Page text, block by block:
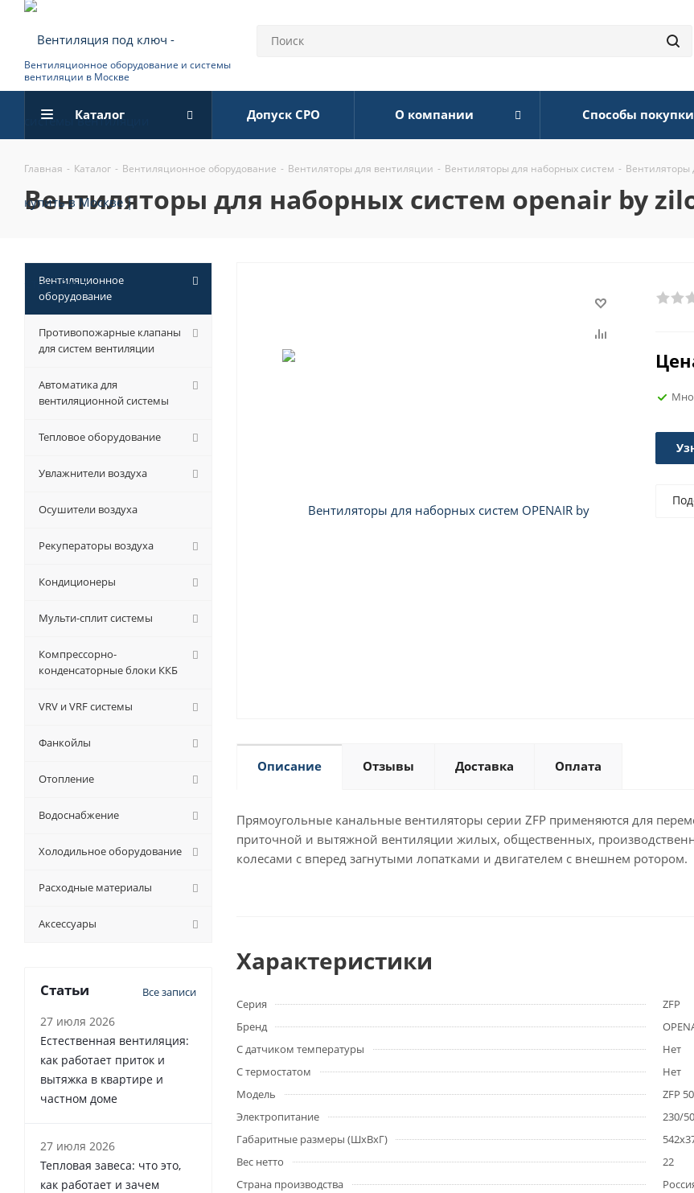
Вентиляционное оборудование и системы
вентиляции в Москве
Каталог Допуск СРО О компании Способы покупки
Главная - Каталог - Вентиляционное оборудование - Вентиляторы для вентиляции - Вентиляторы для наборных систем - Вентиляторы
вентиляторы для наборных систем openair by
Описание Отзывы Доставка Оплата
Прямоугольные канальные вентиляторы серии ZFP применяются для
приточной и вытяжной вентиляции жилых, общественных,
колесами с вперед загнутыми лопатками и двигателем с внешнем ротором.
Характеристики
Серия
ZFP
Бренд
С датчиком температуры
Нет
С термостатом
Нет
Модель
ZFP
Электропитание
230/
Габаритные размеры (ШxВxГ)
Вес нетто
22
Страна производства
Вентиляционное
оборудование
Противопожарные клапаны
для систем вентиляции
Автоматика для
вентиляционной системы
Тепловое оборудование
Увлажнители воздуха
Осушители воздуха
Рекуператоры воздуха
Кондиционеры
Мульти-сплит системы
Компрессорно-
конденсаторные блоки ККБ
VRV и VRF системы
Фанкойлы
Отопление
Водоснабжение
Холодильное оборудование
Расходные материалы
Аксессуары
Статьи Все записи
27 июля 2026
Естественная вентиляция:
как работает приток и
вытяжка в квартире и
частном доме
27 июля 2026
Тепловая завеса: что это,
как работает и зачем